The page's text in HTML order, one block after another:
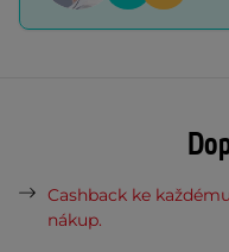
Cashback ke
nákup.